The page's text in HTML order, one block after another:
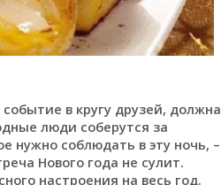
в кругу друзей, должна
люди соберутся за
нужно соблюдать в эту ночь, –
Нового года не сулит.
настроения на весь год.